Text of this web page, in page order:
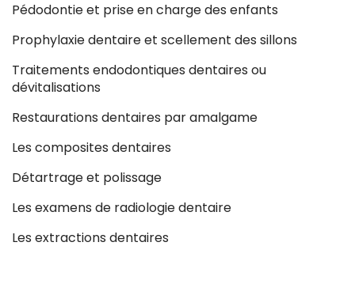
Pédodontie et prise en charge des enfants
Prophylaxie dentaire et scellement des sillons
Traitements endodontiques dentaires ou
dévitalisations
Restaurations dentaires par amalgame
Les composites dentaires
Détartrage et polissage
Les examens de radiologie dentaire
Les extractions dentaires